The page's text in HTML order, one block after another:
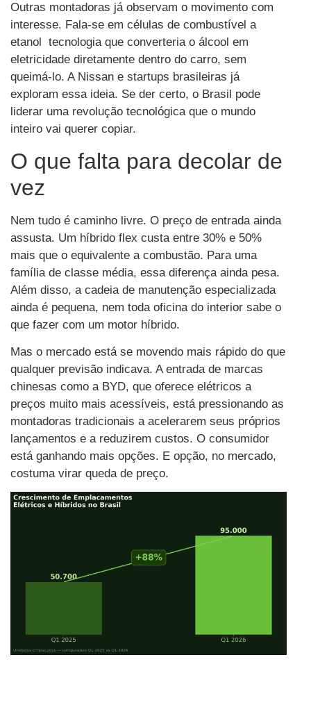
Outras montadoras já observam o movimento com
interesse. Fala-se em células de combustível a
etanol tecnologia que converteria o álcool em
eletricidade diretamente dentro do carro, sem
queimá-lo. A Nissan e startups brasileiras já
exploram essa ideia. Se der certo, o Brasil pode
liderar uma revolução tecnológica que o mundo
inteiro vai querer copiar.
O que falta para decolar de
vez
Nem tudo é caminho livre. O preço de entrada ainda
assusta. Um híbrido flex custa entre 30% e 50%
mais que o equivalente a combustão. Para uma
família de classe média, essa diferença ainda pesa.
Além disso, a cadeia de manutenção especializada
ainda é pequena, nem toda oficina do interior sabe o
que fazer com um motor híbrido.
Mas o mercado está se movendo mais rápido do que
qualquer previsão indicava. A entrada de marcas
chinesas como a BYD, que oferece elétricos a
preços muito mais acessíveis, está pressionando as
montadoras tradicionais a acelerarem seus próprios
lançamentos e a reduzirem custos. O consumidor
está ganhando mais opções. E opção, no mercado,
costuma virar queda de preço.